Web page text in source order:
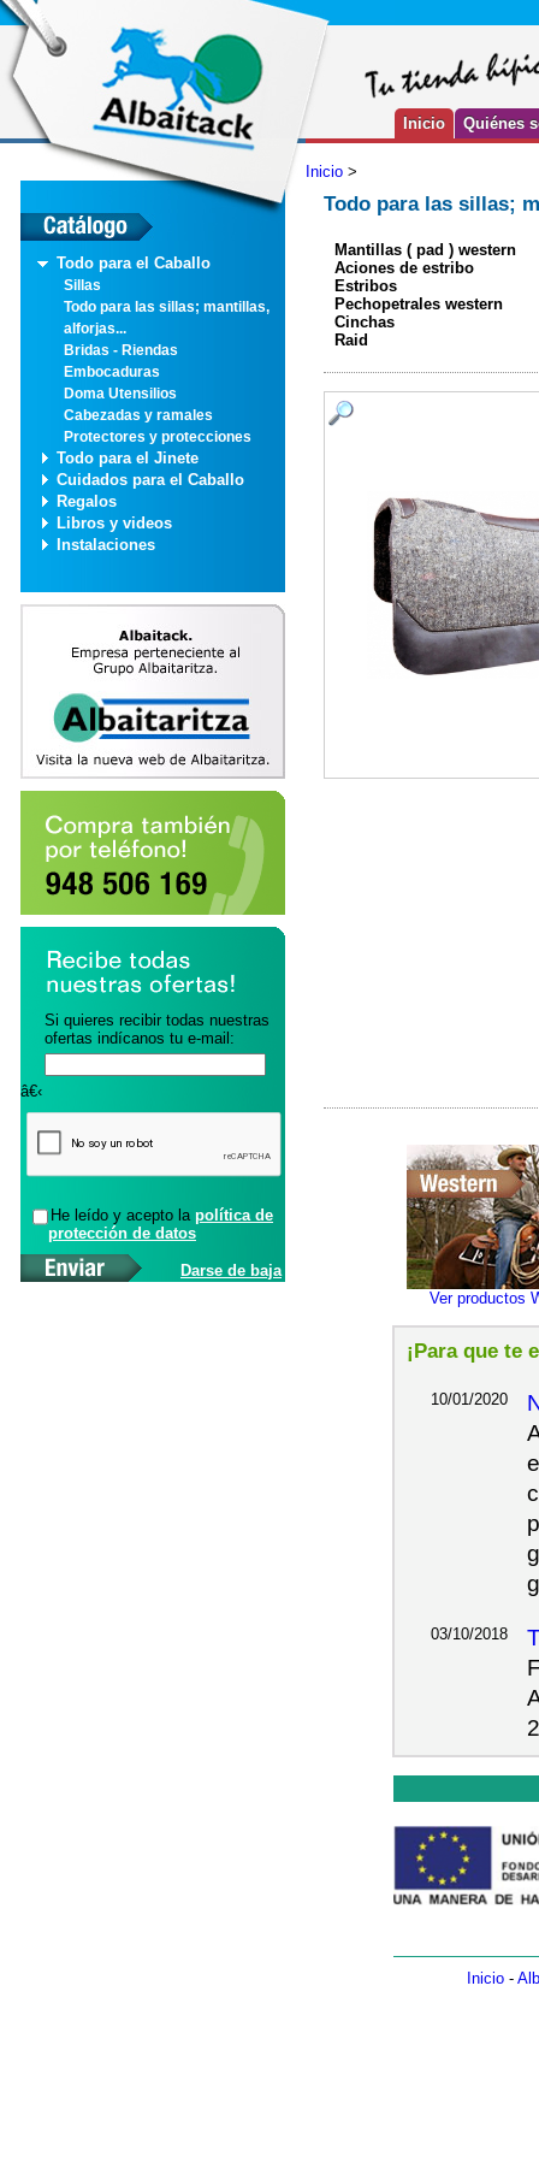
Inicio Quiénes
Inicio >
Todo para el Caballo
Sillas
Todo para las sillas; mantillas,
alforjas...
Bridas - Riendas
Embocaduras
Doma Utensilios
Cabezadas y ramales
Protectores y protecciones
Todo para el Jinete
Cuidados para el Caballo
Regalos
Libros y videos
Instalaciones
Si quieres recibir todas nuestras
ofertas indícanos tu e-mail:
â€‹
He leído y acepto la política de
protección de datos
Darse de baja
Todo para las sillas;
Mantillas ( pad ) western
Aciones de estribo
Estribos
Pechopetrales western
Cinchas
Raid
Ver productos
¡Para que te
10/01/2020
03/10/2018
Inicio -